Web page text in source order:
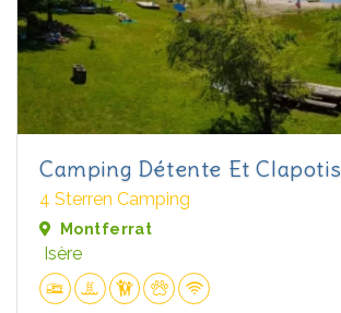
Camping Détente Et Clapotis
4 Sterren Camping
Montferrat
Isère